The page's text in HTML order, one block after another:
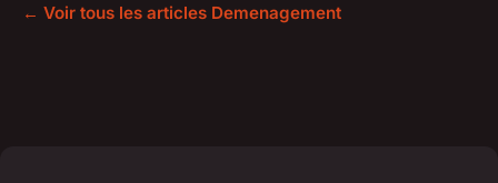
← Voir tous les articles Demenagement